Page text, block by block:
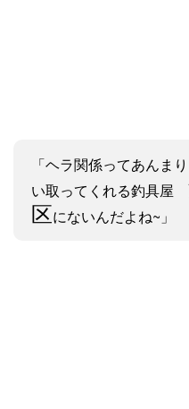
「ヘラ関係ってあんま
い取ってくれる釣具屋
区にないんだよね~」